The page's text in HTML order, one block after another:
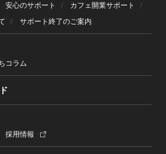
安心のサポート
カフェ開業サポート
サポート終了のご案内
コラム
採用情報